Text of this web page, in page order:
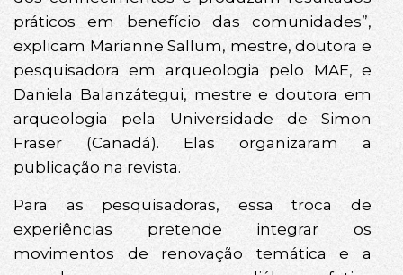
práticos em benefício das comunidades”,
explicam Marianne Sallum, mestre, doutora e
pesquisadora em arqueologia pelo MAE, e
Daniela Balanzátegui, mestre e doutora em
arqueologia pela Universidade de Simon
Fraser (Canadá). Elas organizaram a
publicação na revista.
Para as pesquisadoras, essa troca de
experiências pretende integrar os
movimentos de renovação temática e a